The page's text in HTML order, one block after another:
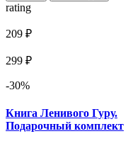
rating
209 ₽
299 ₽
-30%
Книга Ленивого Гуру.
Подарочный комплект